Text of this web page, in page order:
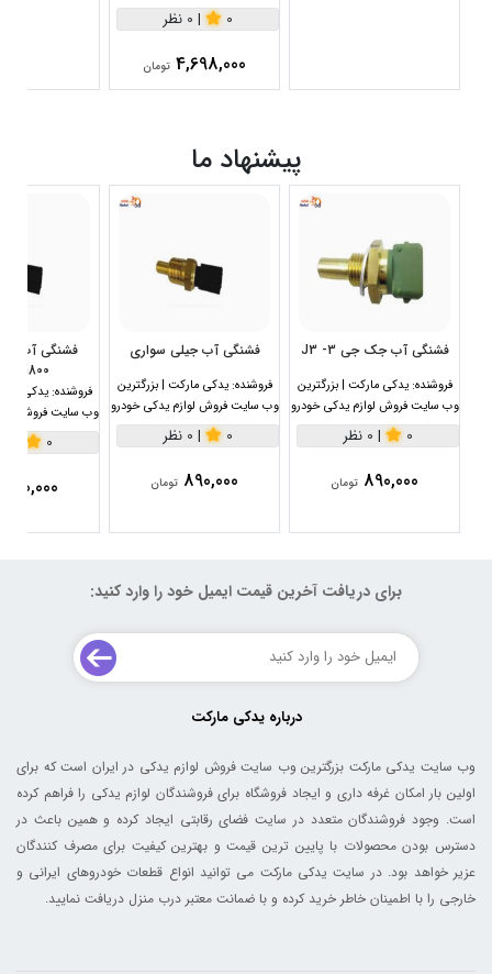
0
| 0 نظر
4,698,000 تومان
پیشنهاد ما
فشنگی آب جک جی 3- J3
فروشنده: یدکی مارکت | بزرگترین
وب سایت فروش لوازم یدکی خودرو
0
| 0 نظر
890,000 تومان
فشنگی آب جیلی سواری
فروشنده: یدکی مارکت | بزرگترین
وب سایت فروش لوازم یدکی خودرو
0
| 0 نظر
890,000 تومان
1800سی سی
فروشنده: یدکی
وب سایت فروش
0
890,000
برای دریافت آخرین قیمت ایمیل خود را وارد کنید:
درباره یدکی مارکت
وب سایت یدکی مارکت بزرگترین وب سایت فروش لوازم یدکی در ایران است که برای
اولین بار امکان غرفه داری و ایجاد فروشگاه برای فروشندگان لوازم یدکی را فراهم کرده
است. وجود فروشندگان متعدد در سایت فضای رقابتی ایجاد کرده و همین باعث در
دسترس بودن محصولات با پایین ترین قیمت و بهترین کیفیت برای مصرف کنندگان
عزیر خواهد بود. در سایت یدکی مارکت می توانید انواع قطعات خودروهای ایرانی و
خارجی را با اطمینان خاطر خرید کرده و با ضمانت معتبر درب منزل دریافت نمایید.